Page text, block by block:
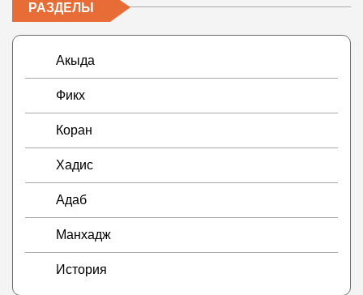
РАЗДЕЛЫ
Акыда
Фикх
Коран
Хадис
Адаб
Манхадж
История